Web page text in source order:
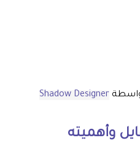
Shadow Designer
وأهميته